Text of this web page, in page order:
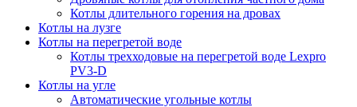
Котлы длительного горения на дровах
Котлы на лузге
Котлы на перегретой воде
Котлы трехходовые на перегретой воде Lexpro
PV3-D
Котлы на угле
Автоматические угольные котлы